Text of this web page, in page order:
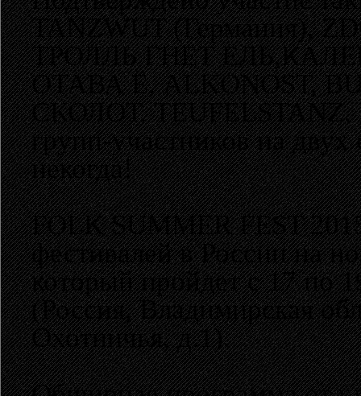
TANZWUT (Германия),
ТРОЛЛЬ ГНЕТ
ОТАВА Ё, ALKONOST,
СКОЛОТ,
групп-участников на двух
некогда!
FOLK SUMMER FEST
фестивалей в России на
который пройдет с 17 по
(Россия, Владимирская
Охотничья, д.1).